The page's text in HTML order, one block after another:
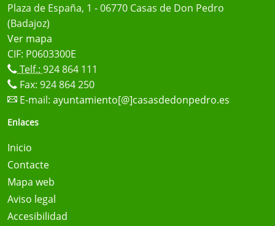
Plaza de España, 1 - 06770 Casas de Don Pedro
(Badajoz)
Ver mapa
CIF: P0603300E
Telf.: 924 864 111
Fax: 924 864 250
E-mail: ayuntamiento[@]casasdedonpedro.es
Enlaces
Inicio
Contacte
Mapa web
Aviso legal
Accesibilidad